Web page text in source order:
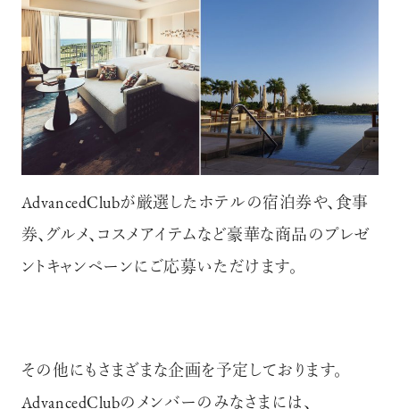
AdvancedClubが厳選したホテルの宿泊券や、食事
券、グルメ、コスメアイテムなど豪華な商品のプレゼ
ントキャンペーンにご応募いただけます。
その他にもさまざまな企画を予定しております。
AdvancedClubのメンバーのみなさまには、